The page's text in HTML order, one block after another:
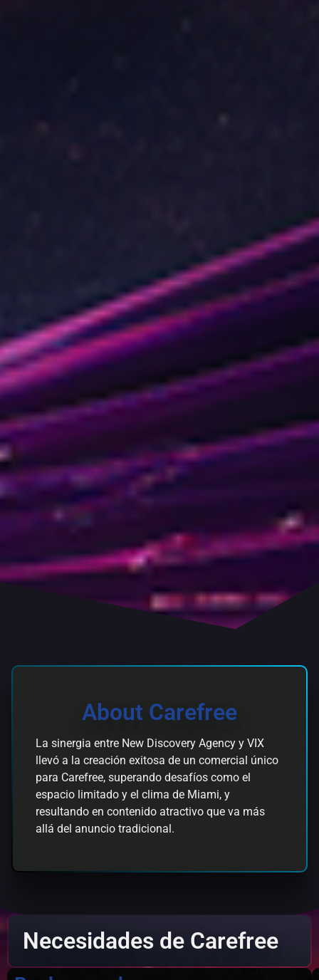
About Carefree
La sinergia entre New Discovery Agency y VIX
llevó a la creación exitosa de un comercial único
para Carefree, superando desafíos como el
espacio limitado y el clima de Miami, y
resultando en contenido atractivo que va más
allá del anuncio tradicional.
Necesidades de Carefree